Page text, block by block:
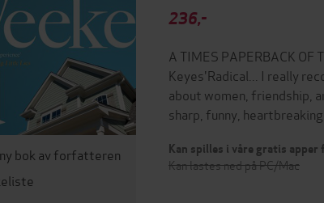
bok av forfatteren
236,-
A TIMES PAPERBACK
Keyes'Radical... I really
about women, friendship,
sharp, funny,
Kan spilles i våre gratis
Kan lastes ned på PC/Mac